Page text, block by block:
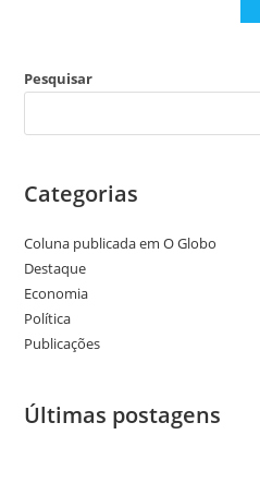
Pesquisar
Categorias
Coluna publicada em O Globo
Destaque
Economia
Política
Publicações
Últimas postagens